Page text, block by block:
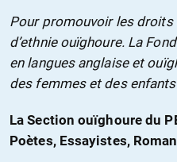
Pour promouvoir les
d’ethnie ouïghoure. La
en langues anglaise et
des femmes et des
La Section ouïghoure du
Poètes, Essayistes,